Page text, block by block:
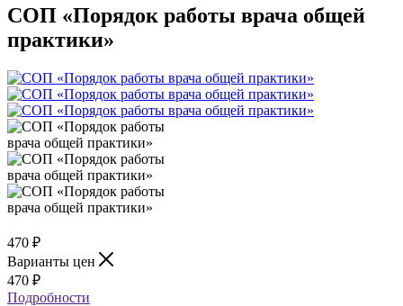
СОП «Порядок работы врача общей
практики»
470 ₽
Варианты цен
470 ₽
Подробности